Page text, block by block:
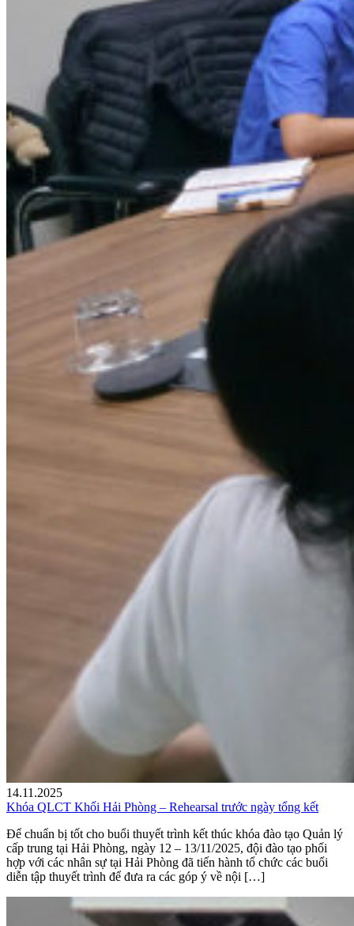
14.11.2025
Khóa QLCT Khối Hải Phòng – Rehearsal trước ngày tổng kết
Để chuẩn bị tốt cho buổi thuyết trình kết thúc khóa đào tạo Quản lý
cấp trung tại Hải Phòng, ngày 12 – 13/11/2025, đội đào tạo phối
hợp với các nhân sự tại Hải Phòng đã tiến hành tổ chức các buổi
diễn tập thuyết trình để đưa ra các góp ý về nội […]